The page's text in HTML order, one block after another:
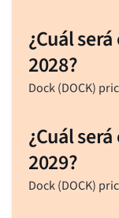
¿Cuál
2028?
Dock (DOCK)
¿Cuál
2029?
Dock (DOCK)